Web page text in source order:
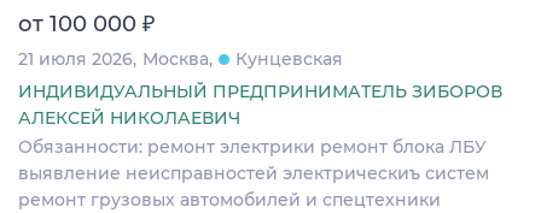
от 100 000 ₽
21 июля 2026 Москва
Кунцевская
ИНДИВИДУАЛЬНЫЙ ПРЕДПРИНИМАТЕЛЬ ЗИБОРОВ
АЛЕКСЕЙ НИКОЛАЕВИЧ
Обязанности: ремонт электрики ремонт блока ЛБУ
выявление неисправностей электрическиъ систем
ремонт грузовых автомобилей и спецтехники